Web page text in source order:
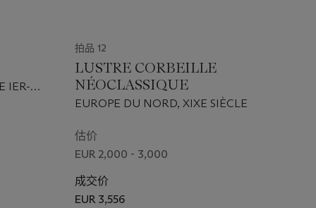
IER-
拍品 12
LUSTRE CORBEILLE
NÉOCLASSIQUE
EUROPE DU NORD, XIXE SIÈCLE
估价
EUR 2,000 - 3,000
成交价
EUR 3,556